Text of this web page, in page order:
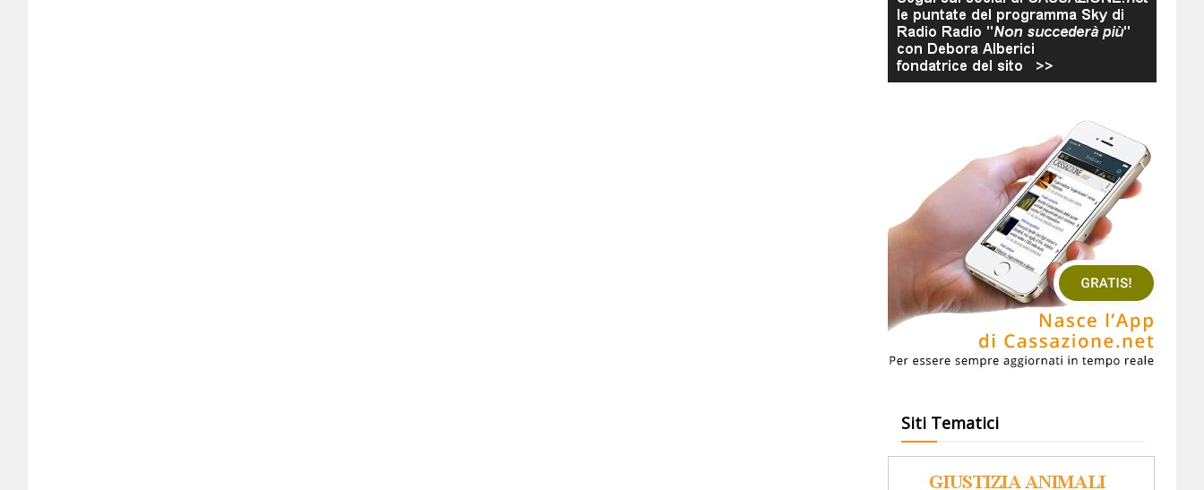
Siti Tematici